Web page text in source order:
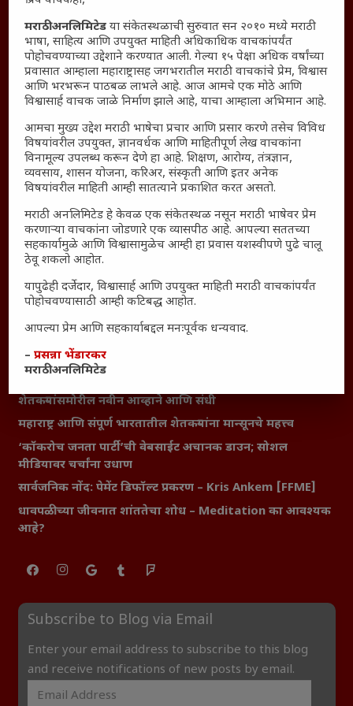
विशेष
संग्रह
English To Marathi
English To Hindi
Polls Archive
Shop Unlimited
Thought For The Day
सामान्य आजारांवर गावठी उपाय – घरच्या घरी मिळवा प्राथमिक
आराम
आजच्या युगातील तरुण पिढी कुठे हरवली?
महाराष्ट्रातील किल्ल्यांचे महत्त्व : स्वराज्याच्या वैभवशाली इतिहासाचे
साक्षीदार
₹370 ची बिर्याणी” आणि हरवत चाललेली संवेदनशीलता : आजच्या
तरुणांच्या मनात नेमकं काय चाललंय?
यश आणि आत्मविश्वास: स्वप्नांना वास्तवात बदलण्याची शक्ती
शेतकऱ्यांसमोरील नवीन आव्हाने आणि संधी
महाराष्ट्र आणि संपूर्ण भारतातील शेतकऱ्यांना मान्सूनचे महत्त्व
‘कॉकरोच जनता पार्टी’ची वेबसाईट अचानक डाउन; सोशल
मीडियावर चर्चांना उधाण
सार्वजनिक नोंद: पेमेंट डिफॉल्ट प्रकरण – Kris Ankem [FFME]
धावपळीच्या जीवनात शांततेचा शोध – Meditation का आवश्यक
आहे?
Subscribe to Blog via Email
Enter your email address to subscribe to this blog
and receive notifications of new posts by email.
मराठी अनलिमिटेड या संकेतस्थळाची सुरुवात सन २०१० मध्ये मराठी
भाषा, साहित्य आणि उपयुक्त माहिती अधिकाधिक वाचकांपर्यंत
पोहोचवण्याच्या उद्देशाने करण्यात आली. गेल्या १५ पेक्षा अधिक वर्षांच्या
प्रवासात आम्हाला महाराष्ट्रासह जगभरातील मराठी वाचकांचे प्रेम, विश्वास
आणि भरभरून पाठबळ लाभले आहे. आज आमचे एक मोठे आणि
विश्वासार्ह वाचक जाळे निर्माण झाले आहे, याचा आम्हाला अभिमान आहे.
आमचा मुख्य उद्देश मराठी भाषेचा प्रचार आणि प्रसार करणे तसेच विविध
विषयांवरील उपयुक्त, ज्ञानवर्धक आणि माहितीपूर्ण लेख वाचकांना
विनामूल्य उपलब्ध करून देणे हा आहे. शिक्षण, आरोग्य, तंत्रज्ञान,
व्यवसाय, शासन योजना, करिअर, संस्कृती आणि इतर अनेक
विषयांवरील माहिती आम्ही सातत्याने प्रकाशित करत असतो.
मराठी अनलिमिटेड हे केवळ एक संकेतस्थळ नसून मराठी भाषेवर प्रेम
करणाऱ्या वाचकांना जोडणारे एक व्यासपीठ आहे. आपल्या सततच्या
सहकार्यामुळे आणि विश्वासामुळेच आम्ही हा प्रवास यशस्वीपणे पुढे चालू
ठेवू शकलो आहोत.
यापुढेही दर्जेदार, विश्वासार्ह आणि उपयुक्त माहिती मराठी वाचकांपर्यंत
पोहोचवण्यासाठी आम्ही कटिबद्ध आहोत.
आपल्या प्रेम आणि सहकार्याबद्दल मनःपूर्वक धन्यवाद.
–प्रसन्ना भेंडारकर
मराठी अनलिमिटेड